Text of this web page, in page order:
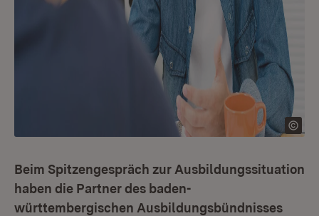
Beim Spitzengespräch zur Ausbildungssituation
haben die Partner des baden-
württembergischen Ausbildungsbündnisses